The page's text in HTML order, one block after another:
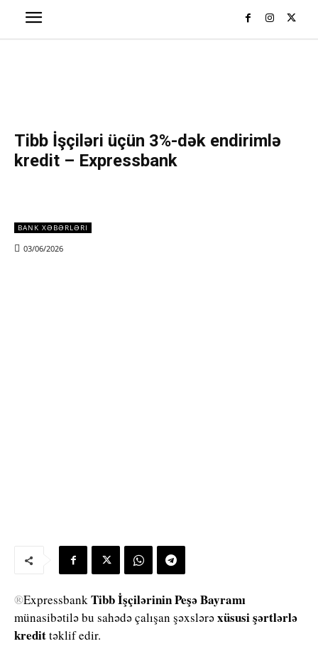
Tibb İşçiləri üçün 3%-dək endirimlə
kredit – Expressbank
BANK XƏBƏRLƏRI
03/06/2026
®ExpressbankTibb İşçilərinin Peşə Bayramı
münasibətilə bu sahədə çalışan şəxslərəxüsusi şərtlərlə
kredittəklif edir.